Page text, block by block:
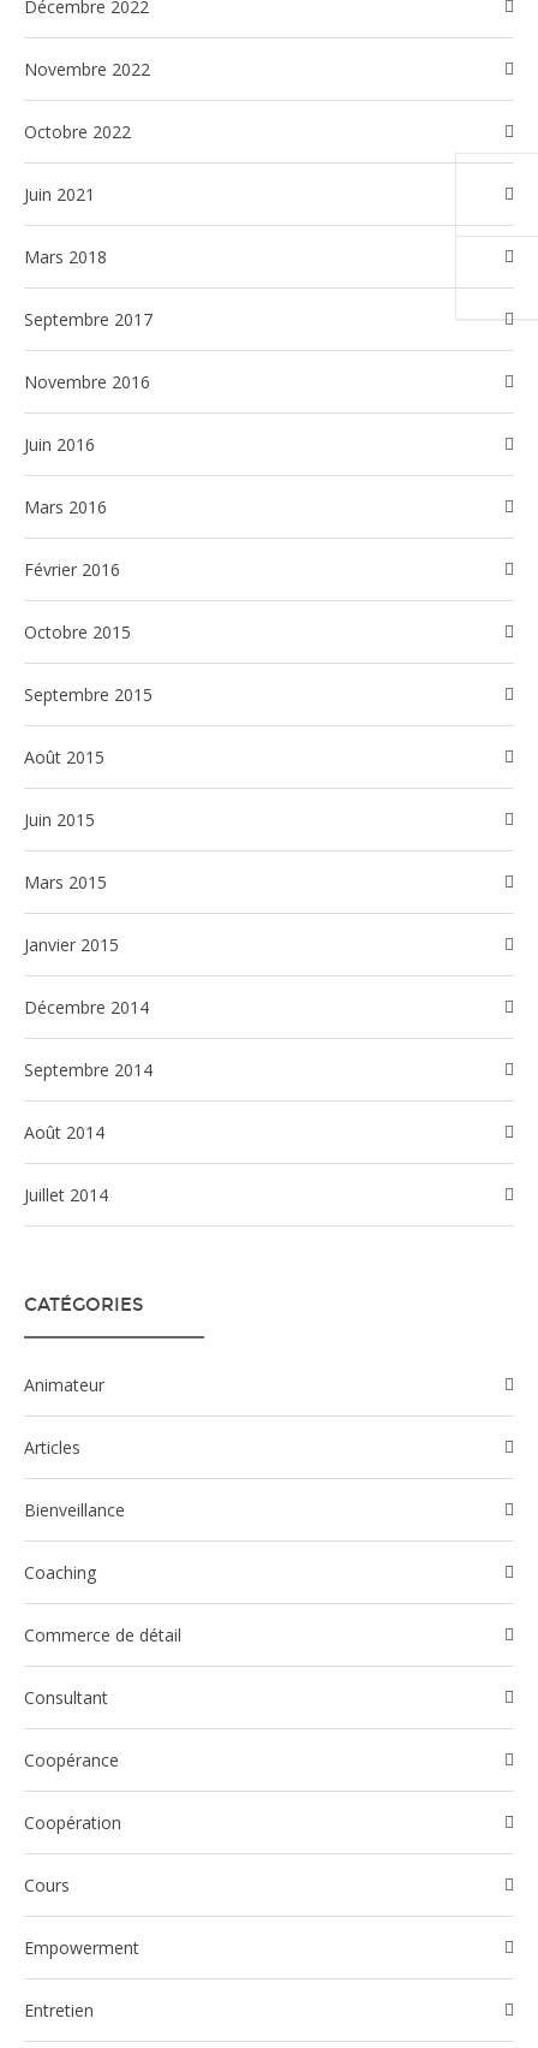
décembre 2022
novembre 2022
octobre 2022
juin 2021
mars 2018
septembre 2017
novembre 2016
juin 2016
mars 2016
février 2016
octobre 2015
septembre 2015
août 2015
juin 2015
mars 2015
janvier 2015
décembre 2014
septembre 2014
août 2014
juillet 2014
CATÉGORIES
Animateur
Articles
Bienveillance
Coaching
Commerce de détail
Consultant
Coopérance
Coopération
Cours
Empowerment
Entretien